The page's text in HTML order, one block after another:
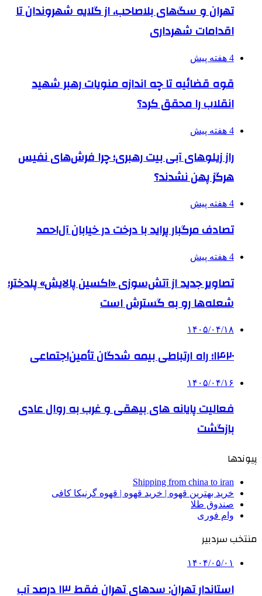
تهران و سگ‌های بلاصاحب، از گلایه شهروندان تا
اقدامات شهرداری
4 هفته پیش
قوه قضائیه تا چه اندازه منویات رهبر شهید
انقلاب را محقق کرد؟
4 هفته پیش
راز زیلوهای آبی بیت رهبری؛ چرا فرش‌های نفیس
هرگز پهن نشدند؟
4 هفته پیش
تصادف مرگبار پراید با درخت در خیابان آل‌احمد
4 هفته پیش
تصاویر جدید از آتش‌سوزی «اکسین پالایش» پلدختر؛
شعله‌ها رو به گسترش است
۱۴۰۵/۰۴/۱۸
۱۴۲۰؛ راه ارتباطی بیمه شدگان تأمین‌اجتماعی
۱۴۰۵/۰۴/۱۶
فعالیت پایانه های بیهقی و غرب به روال عادی
بازگشت
پیوندها
Shipping from china to iran
خرید بهترین قهوه | خرید قهوه | قهوه گرنیکا کافی
صندوق طلا
وام فوری
منتخب سردبیر
۱۴۰۴/۰۵/۰۱
استاندار تهران: سدهای تهران فقط ۱۳ درصد آب